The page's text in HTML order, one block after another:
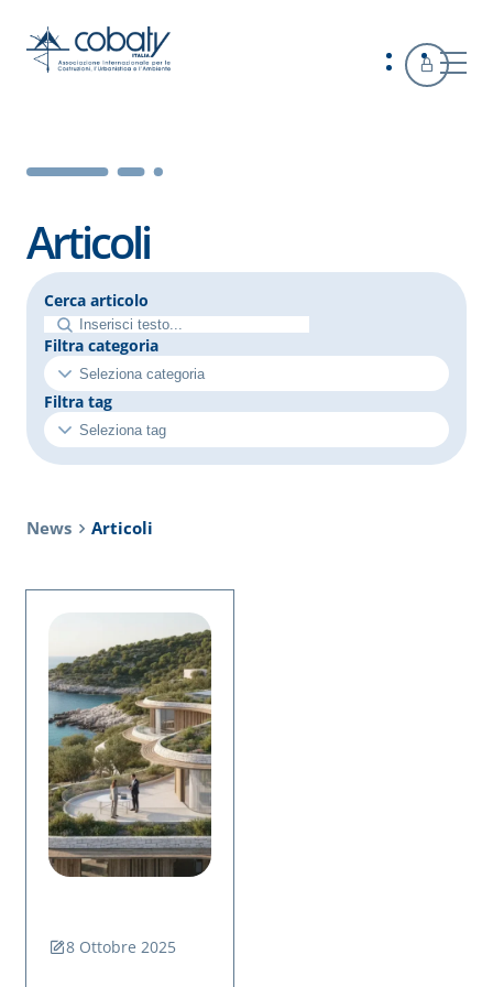
Articoli
Cerca articolo
Filtra categoria
Filtra tag
News Articoli
8 Ottobre 2025